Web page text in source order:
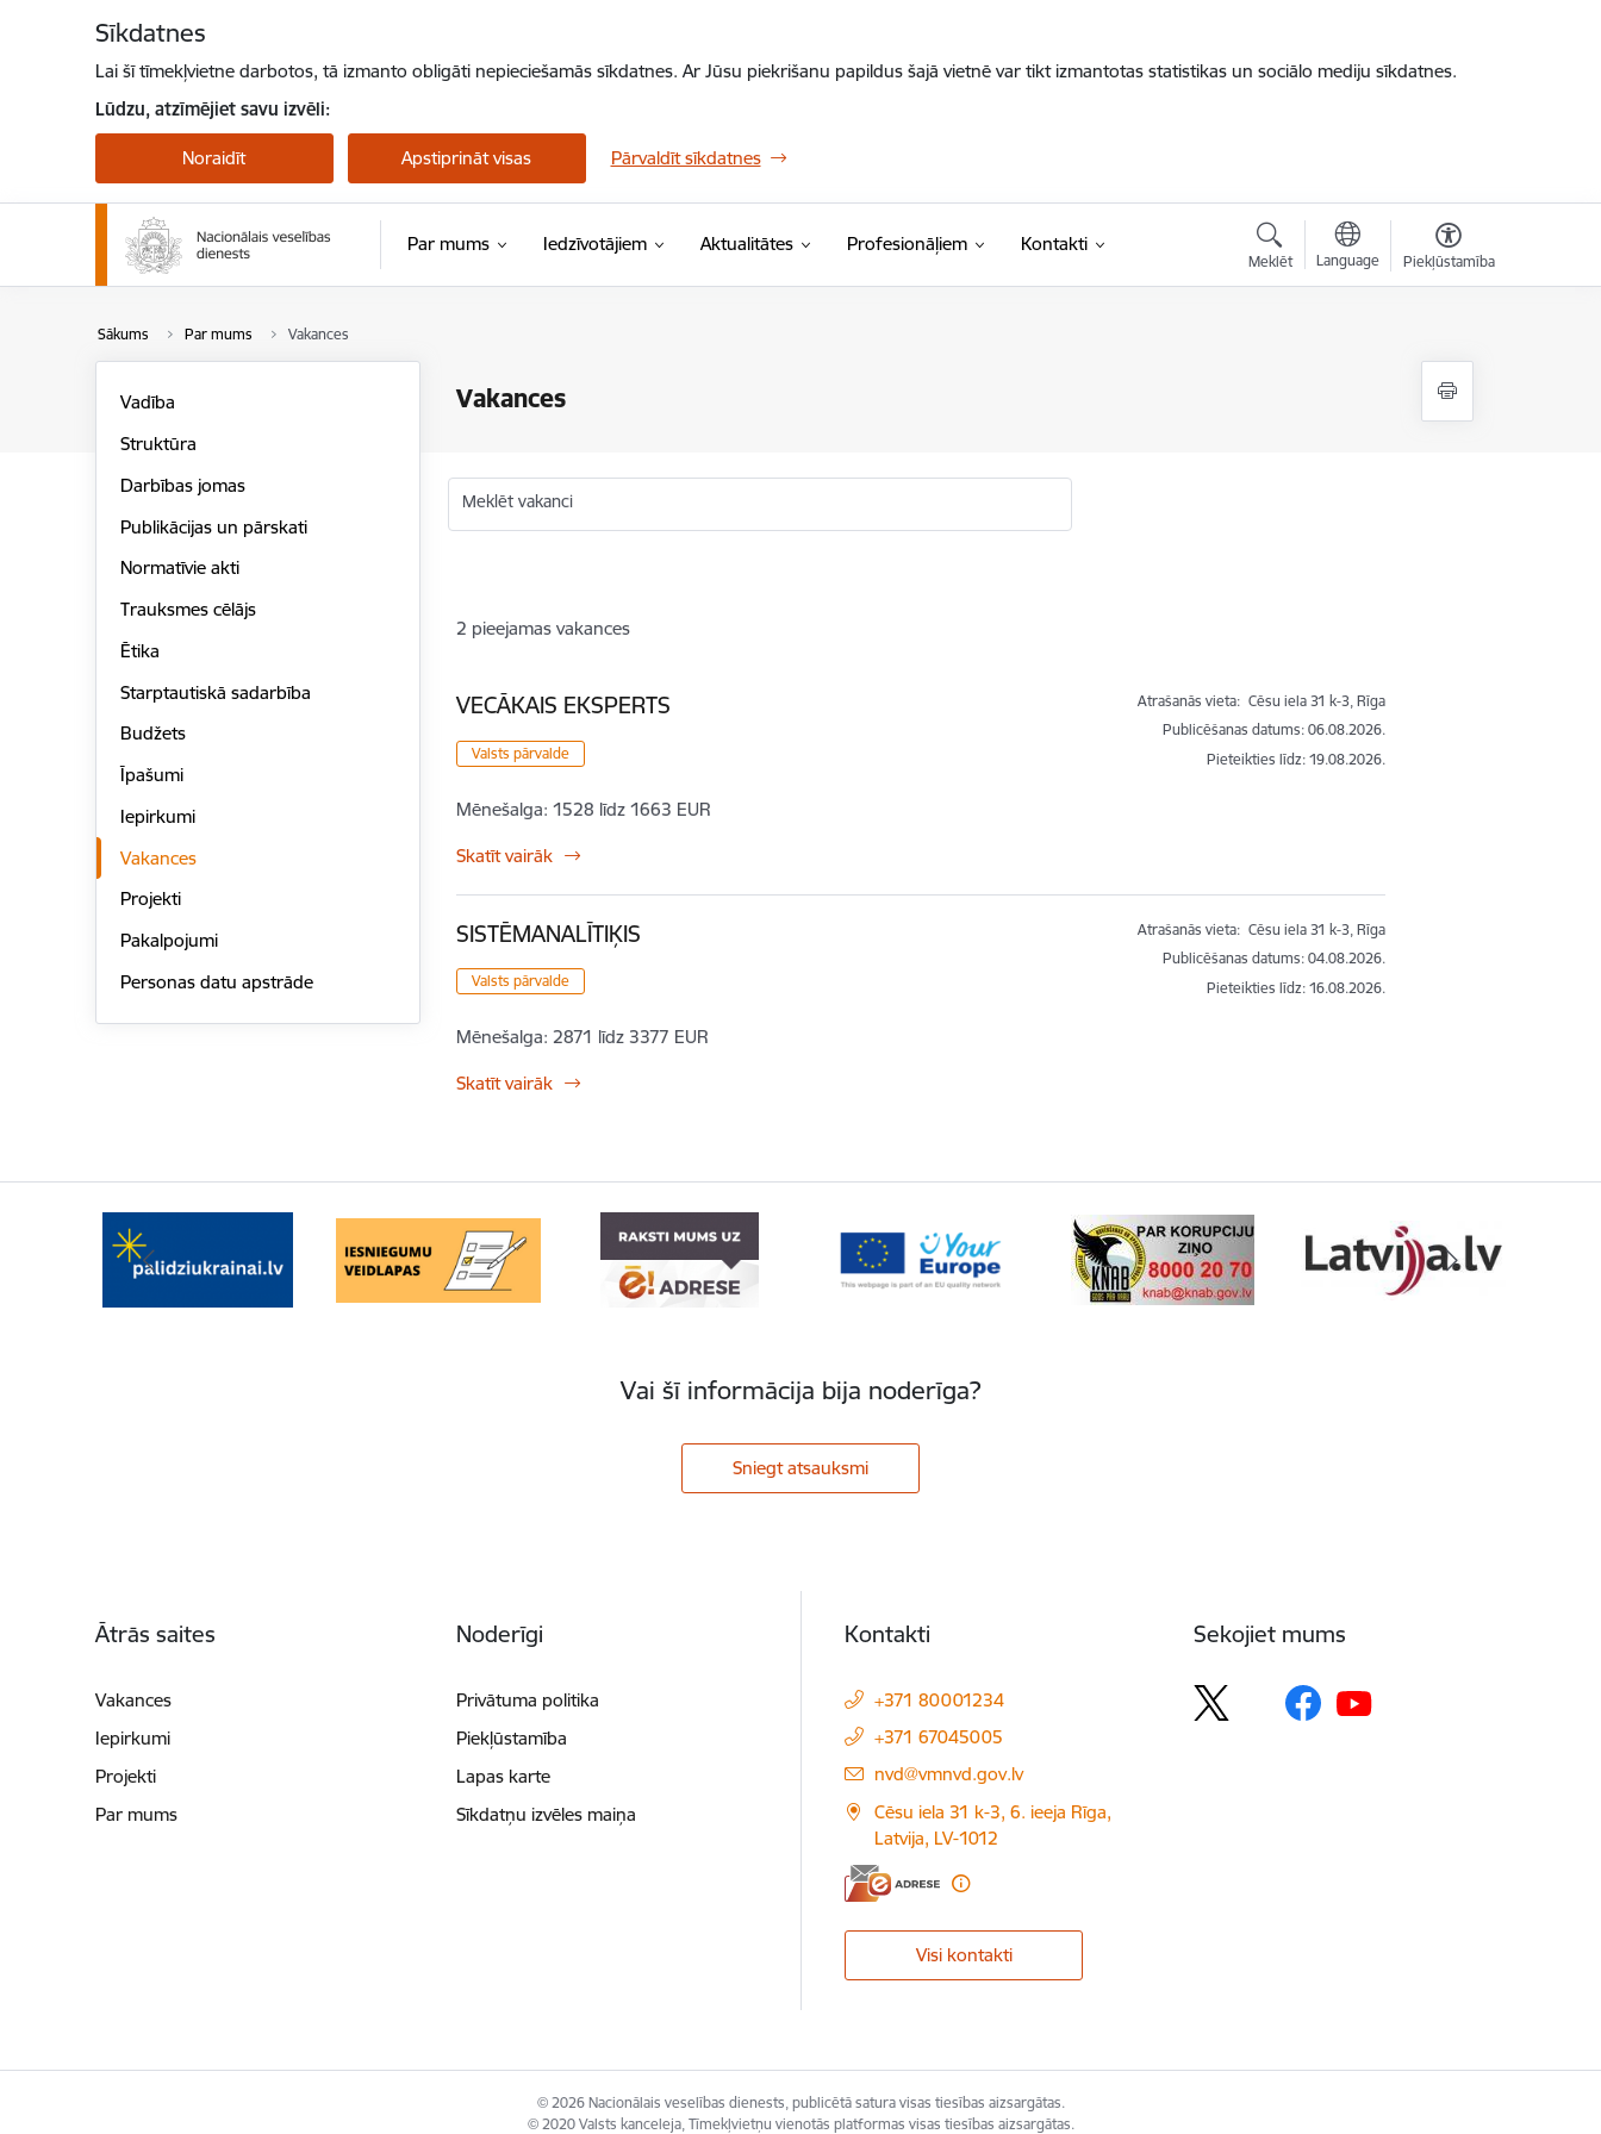
Sīkdatnes
Lai šī tīmekļvietne darbotos, tā izmanto obligāti nepieciešamās sīkdatnes. Ar Jūsu piekrišanu papildus šajā vietnē var tikt izmantotas statistikas un sociālo mediju sīkdatnes.
Lūdzu, atzīmējiet savu izvēli:
Noraidīt Apstiprināt visas Pārvaldīt sīkdatnes
Par mums Iedzīvotājiem Aktualitātes Profesionāļiem Kontakti
Meklēt Language Piekļūstamība
Sākums Par mums Vakances
Vakances
Vadība
Struktūra
Darbības jomas
Publikācijas un pārskati
Normatīvie akti
Trauksmes cēlājs
Ētika
Starptautiskā sadarbība
Budžets
Īpašumi
Iepirkumi
Vakances
Projekti
Pakalpojumi
Personas datu apstrāde
Meklēt vakanci
2 pieejamas vakances
VECĀKAIS EKSPERTS
Valsts pārvalde
Mēnešalga: 1528 līdz 1663 EUR
Skatīt vairāk
Atrašanās vieta: Cēsu iela 31 k-3, Rīga
Publicēšanas datums: 06.08.2026.
Pieteikties līdz:19.08.2026.
SISTĒMANALĪTIĶIS
Valsts pārvalde
Mēnešalga: 2871 līdz 3377 EUR
Skatīt vairāk
Atrašanās vieta: Cēsu iela 31 k-3, Rīga
Publicēšanas datums: 04.08.2026.
Pieteikties līdz:16.08.2026.
Vai šī informācija bija noderīga?
Sniegt atsauksmi
Ātrās saites
Vakances
Iepirkumi
Projekti
Par mums
Noderīgi
Privātuma politika
Piekļūstamība
Lapas karte
Sīkdatņu izvēles maiņa
Kontakti
+371 80001234
+371 67045005
E-pasts:
nvd@vmnvd.gov.lv
Cēsu iela 31 k-3, 6. ieeja Rīga,
Latvija, LV-1012
Visi kontakti
Sekojiet mums
© 2026 Nacionālais veselības dienests, publicētā satura visas tiesības aizsargātas.
© 2020 Valsts kanceleja, Tīmekļvietņu vienotās platformas visas tiesības aizsargātas.